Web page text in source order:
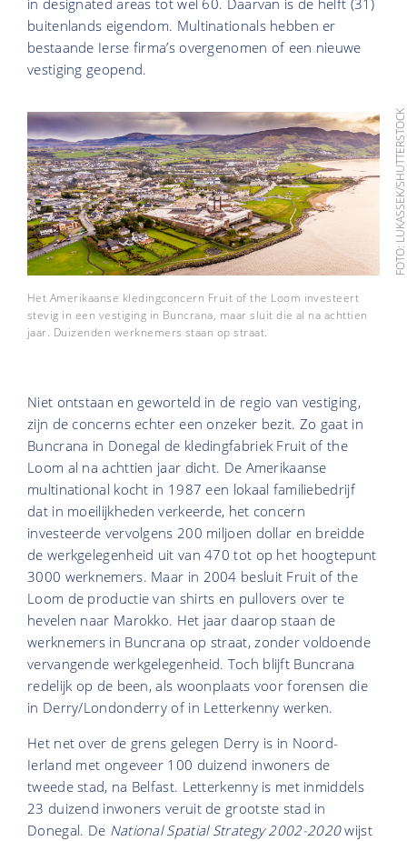
buitenlands eigendom. Multinationals hebben er
bestaande Ierse firma’s overgenomen of een nieuwe
vestiging geopend.
FOTO: LUKASSEK/SHUTTERSTOCK
Het Amerikaanse kledingconcern Fruit of the Loom investeert
stevig in een vestiging in Buncrana, maar sluit die al na achttien
jaar. Duizenden werknemers staan op straat.
Niet ontstaan en geworteld in de regio van vestiging,
zijn de concerns echter een onzeker bezit. Zo gaat in
Buncrana in Donegal de kledingfabriek Fruit of the
Loom al na achttien jaar dicht. De Amerikaanse
multinational kocht in 1987 een lokaal familiebedrijf
dat in moeilijkheden verkeerde, het concern
investeerde vervolgens 200 miljoen dollar en breidde
de werkgelegenheid uit van 470 tot op het hoogtepunt
3000 werknemers. Maar in 2004 besluit Fruit of the
Loom de productie van shirts en pullovers over te
hevelen naar Marokko. Het jaar daarop staan de
werknemers in Buncrana op straat, zonder voldoende
vervangende werkgelegenheid. Toch blijft Buncrana
redelijk op de been, als woonplaats voor forensen die
in Derry/Londonderry of in Letterkenny werken.
Het net over de grens gelegen Derry is in Noord-
Ierland met ongeveer 100 duizend inwoners de
tweede stad, na Belfast. Letterkenny is met inmiddels
23 duizend inwoners veruit de grootste stad in
Donegal. De National Spatial Strategy 2002-2020wijst